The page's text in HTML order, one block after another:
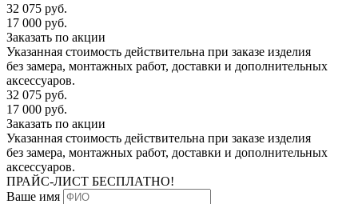
32 075 руб.
17 000 руб.
Заказать по акции
Указанная стоимость действительна при заказе изделия
без замера, монтажных работ, доставки и дополнительных
аксессуаров.
32 075 руб.
17 000 руб.
Заказать по акции
Указанная стоимость действительна при заказе изделия
без замера, монтажных работ, доставки и дополнительных
аксессуаров.
ПРАЙС-ЛИСТ БЕСПЛАТНО!
Ваше имя